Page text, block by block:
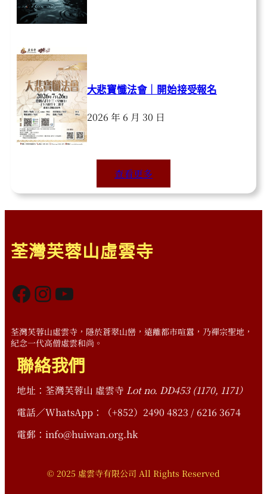
大悲寶懺法會｜開始接受報名
2026 年 6 月 30 日
查看更多
荃灣芙蓉山虛雲寺
Facebook InstagramYouTube
荃灣芙蓉山虛雲寺，隱於蒼翠山巒，遠離都市喧囂，乃禪宗聖地，
紀念一代高僧虛雲和尚。
聯絡我們
地址：荃灣芙蓉山 虛雲寺 Lot no. DD453 (1170, 1171）
電話／WhatsApp：（+852）2490 4823 / 6216 3674
電郵：info@huiwan.org.hk
© 2025 虛雲寺有限公司 All Rights Reserved